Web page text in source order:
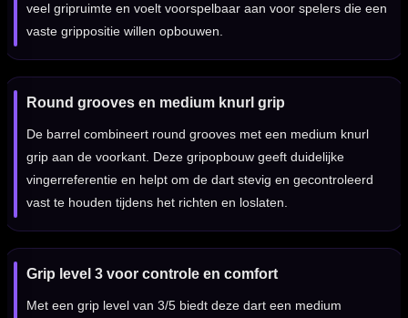
veel gripruimte en voelt voorspelbaar aan voor spelers die een
vaste grippositie willen opbouwen.
Round grooves en medium knurl grip
De barrel combineert round grooves met een medium knurl
grip aan de voorkant. Deze gripopbouw geeft duidelijke
vingerreferentie en helpt om de dart stevig en gecontroleerd
vast te houden tijdens het richten en loslaten.
Grip level 3 voor controle en comfort
Met een grip level van 3/5 biedt deze dart een medium